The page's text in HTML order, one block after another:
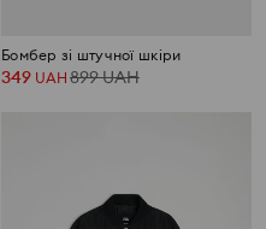
Бомбер зі штучної шкіри
349 UAH 899UAH